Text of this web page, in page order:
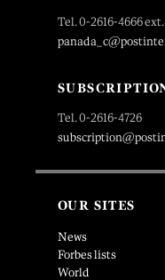
Tel. 0-2616-4666
Tel. 0-2616-4726
OUR SITES
News
Forbes lists
World